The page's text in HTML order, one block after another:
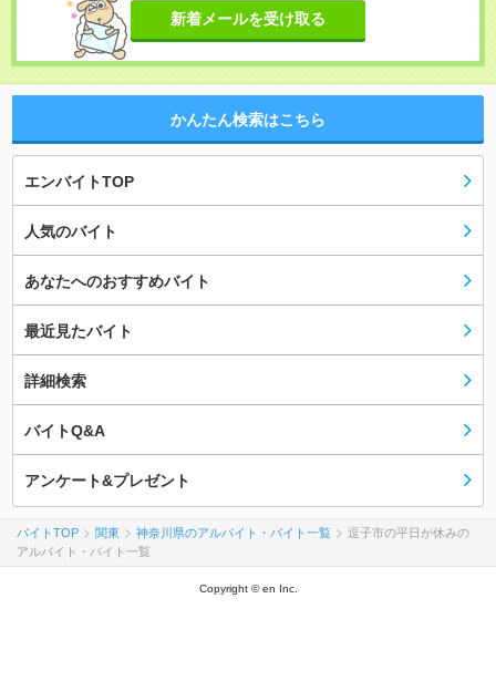
新着メールを受け取る
かんたん検索はこちら
エンバイトTOP
人気のバイト
あなたへのおすすめバイト
最近見たバイト
詳細検索
バイトQ&A
アンケート&プレゼント
バイトTOP 関東 神奈川県のアルバイト・バイト一覧
逗子市の平日が休みの
アルバイト・バイト一覧
Copyright © en Inc.